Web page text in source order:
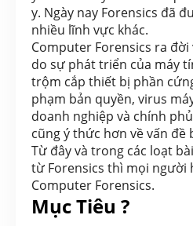
y. Ngày nay Forensics đã
nhiều lĩnh vực khác.
Computer Forensics ra
do sự phát triển của máy
trộm cắp thiết bị phần
phạm bản quyền, virus
doanh nghiệp và chính
cũng ý thức hơn về vấn đề
Từ đây và trong các loạt
từ Forensics thì mọi người
Computer Forensics.
Mục Tiêu ?